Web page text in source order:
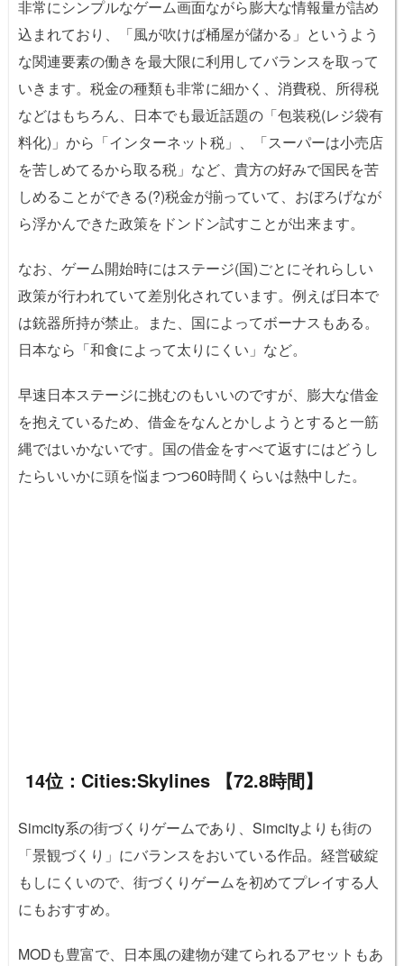
非常にシンプルなゲーム画面ながら膨大な情報量が詰め
込まれており、「風が吹けば桶屋が儲かる」というよう
な関連要素の働きを最大限に利用してバランスを取って
いきます。税金の種類も非常に細かく、消費税、所得税
などはもちろん、日本でも最近話題の「包装税(レジ袋有
料化)」から「インターネット税」、「スーパーは小売店
を苦しめてるから取る税」など、貴方の好みで国民を苦
しめることができる(?)税金が揃っていて、おぼろげなが
ら浮かんできた政策をドンドン試すことが出来ます。
なお、ゲーム開始時にはステージ(国)ごとにそれらしい
政策が行われていて差別化されています。例えば日本で
は銃器所持が禁止。また、国によってボーナスもある。
日本なら「和食によって太りにくい」など。
早速日本ステージに挑むのもいいのですが、膨大な借金
を抱えているため、借金をなんとかしようとすると一筋
縄ではいかないです。国の借金をすべて返すにはどうし
たらいいかに頭を悩まつつ60時間くらいは熱中した。
14位：Cities:Skylines 【72.8時間】
Simcity系の街づくりゲームであり、Simcityよりも街の
「景観づくり」にバランスをおいている作品。経営破綻
もしにくいので、街づくりゲームを初めてプレイする人
にもおすすめ。
MODも豊富で、日本風の建物が建てられるアセットもあ